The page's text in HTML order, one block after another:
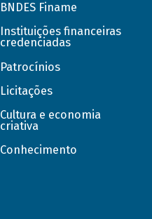
BNDES Finame
Instituições financeiras
credenciadas
Patrocínios
Licitações
Cultura e economia
criativa
Conhecimento